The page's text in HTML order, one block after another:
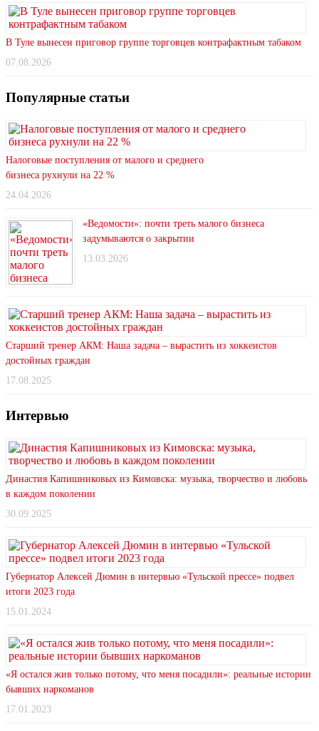
В Туле вынесен приговор группе торговцев контрафактным табаком
07.08.2026
Популярные статьи
Налоговые поступления от малого и среднего
бизнеса рухнули на 22 %
24.04.2026
«Ведомости»: почти треть малого бизнеса
задумываются о закрытии
13.03.2026
Старший тренер АКМ: Наша задача – вырастить из хоккеистов
достойных граждан
17.08.2025
Интервью
Династия Капишниковых из Кимовска: музыка, творчество и любовь
в каждом поколении
30.09.2025
Губернатор Алексей Дюмин в интервью «Тульской прессе» подвел
итоги 2023 года
15.01.2024
«Я остался жив только потому, что меня посадили»: реальные истории
бывших наркоманов
17.01.2023